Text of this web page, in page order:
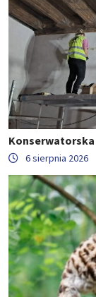
6 sierpnia 2026